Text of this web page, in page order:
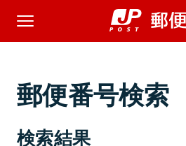
郵便番号検索
検索結果